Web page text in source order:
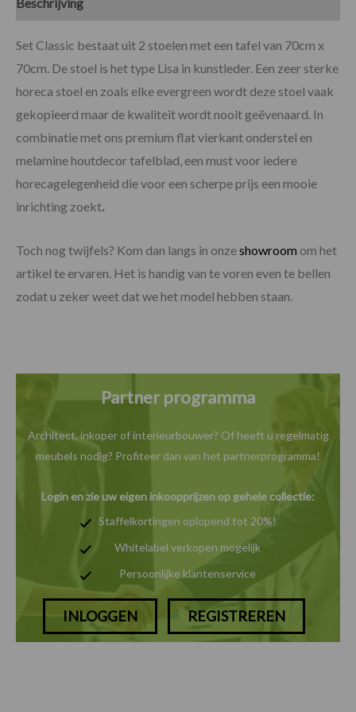
Set Classic bestaat uit 2 stoelen met een tafel van 70cm x
70cm. De stoel is het type Lisa in kunstleder. Een zeer sterke
horeca stoel en zoals elke evergreen wordt deze stoel vaak
gekopieerd maar de kwaliteit wordt nooit geëvenaard. In
combinatie met ons premium flat vierkant onderstel en
melamine houtdecor tafelblad, een must voor iedere
horecagelegenheid die voor een scherpe prijs een mooie
inrichting zoekt.
Toch nog twijfels? Kom dan langs in onzeshowroom om het
artikel te ervaren. Het is handig van te voren even te bellen
zodat u zeker weet dat we het model hebben staan.
Partner programma
Architect, inkoper of interieurbouwer? Of heeft u regelmatig
meubels nodig? Profiteer dan van het partnerprogramma!
Login en zie uw eigen inkoopprijzen op gehele collectie:
Staffelkortingen oplopend tot 20%!
Whitelabel verkopen mogelijk
Persoonlijke klantenservice
INLOGGEN REGISTREREN